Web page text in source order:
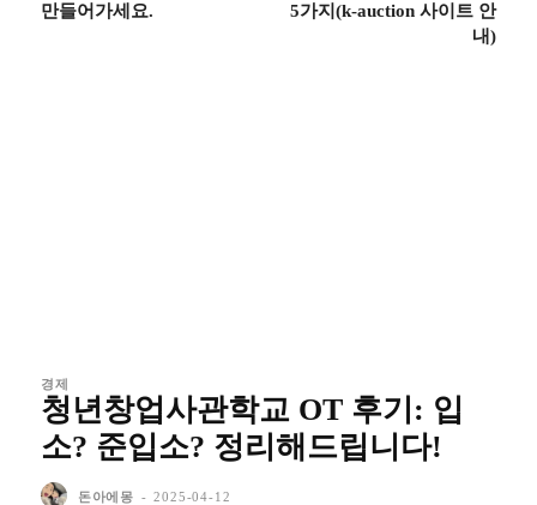
만들어가세요.
5가지(k-auction 사이트 안
내)
경제
청년창업사관학교 OT 후기: 입
소? 준입소? 정리해드립니다!
돈아에몽 - 2025-04-12